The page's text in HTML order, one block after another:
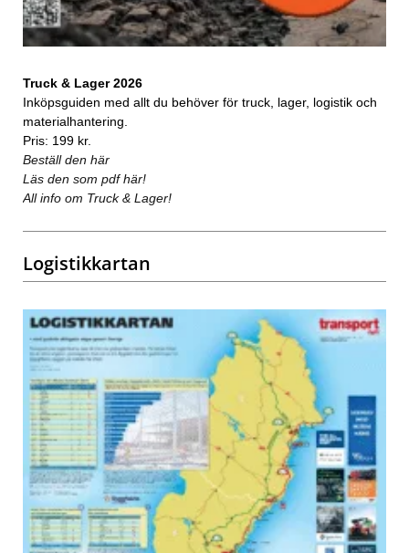
Truck & Lager 2026
Inköpsguiden med allt du behöver för truck, lager, logistik och
materialhantering.
Pris: 199 kr.
Beställ den här
Läs den som pdf här!
All info om Truck & Lager!
Logistikkartan